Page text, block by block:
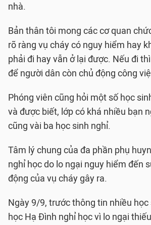
nhà.
Bản thân tôi mong các cơ quan
rõ ràng vụ cháy có nguy hiểm hay
phải đi hay vẫn ở lại được. Nếu đi
để người dân còn chủ động công
Phóng viên cũng hỏi một số học
và được biết, lớp có khá nhiều bạn
cũng vài ba học sinh nghỉ.
Tâm lý chung của đa phần phụ
nghỉ học do lo ngại nguy hiểm đến
động của vụ cháy gây ra.
Ngày 9/9, trước thông tin nhiều
học Hạ Đình nghỉ học vì lo ngại